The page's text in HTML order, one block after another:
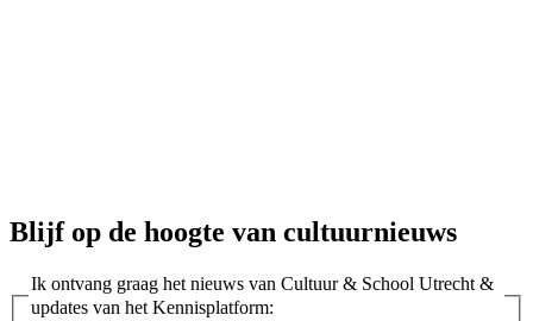
Blijf op de hoogte van cultuurnieuws
Ik ontvang graag het nieuws van Cultuur & School Utrecht &
updates van het Kennisplatform: